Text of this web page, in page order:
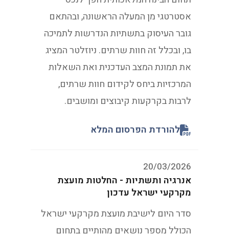
אסטרטגי מן המעלה הראשונה, ובהתאם
גובר העיסוק בתשתיות הנדרשות לתמיכה
בו, ובכלל זה חוות שרתים. ניוזלטר המציג
את תמונת המצב העדכנית ואת השאלות
המרכזיות ביחס לקידום חוות שרתים,
לרבות בקרקעות קיבוצים ומושבים.
להורדת הפרסום המלא
20/03/2026
אנרגיה ותשתיות - החלטות מועצת
מקרקעי ישראל עדכון
סדר היום לישיבת מועצת מקרקעי ישראל
הכולל מספר נושאים מהותיים בתחום